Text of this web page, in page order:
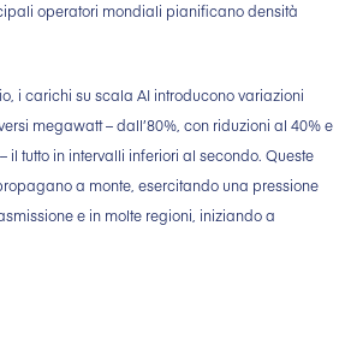
operatori mondiali pianificano densità
i carichi su scala AI introducono variazioni
megawatt – dall’80%, con riduzioni al 40% e
il tutto in intervalli inferiori al secondo. Queste
a monte, esercitando una pressione
e in molte regioni, iniziando a